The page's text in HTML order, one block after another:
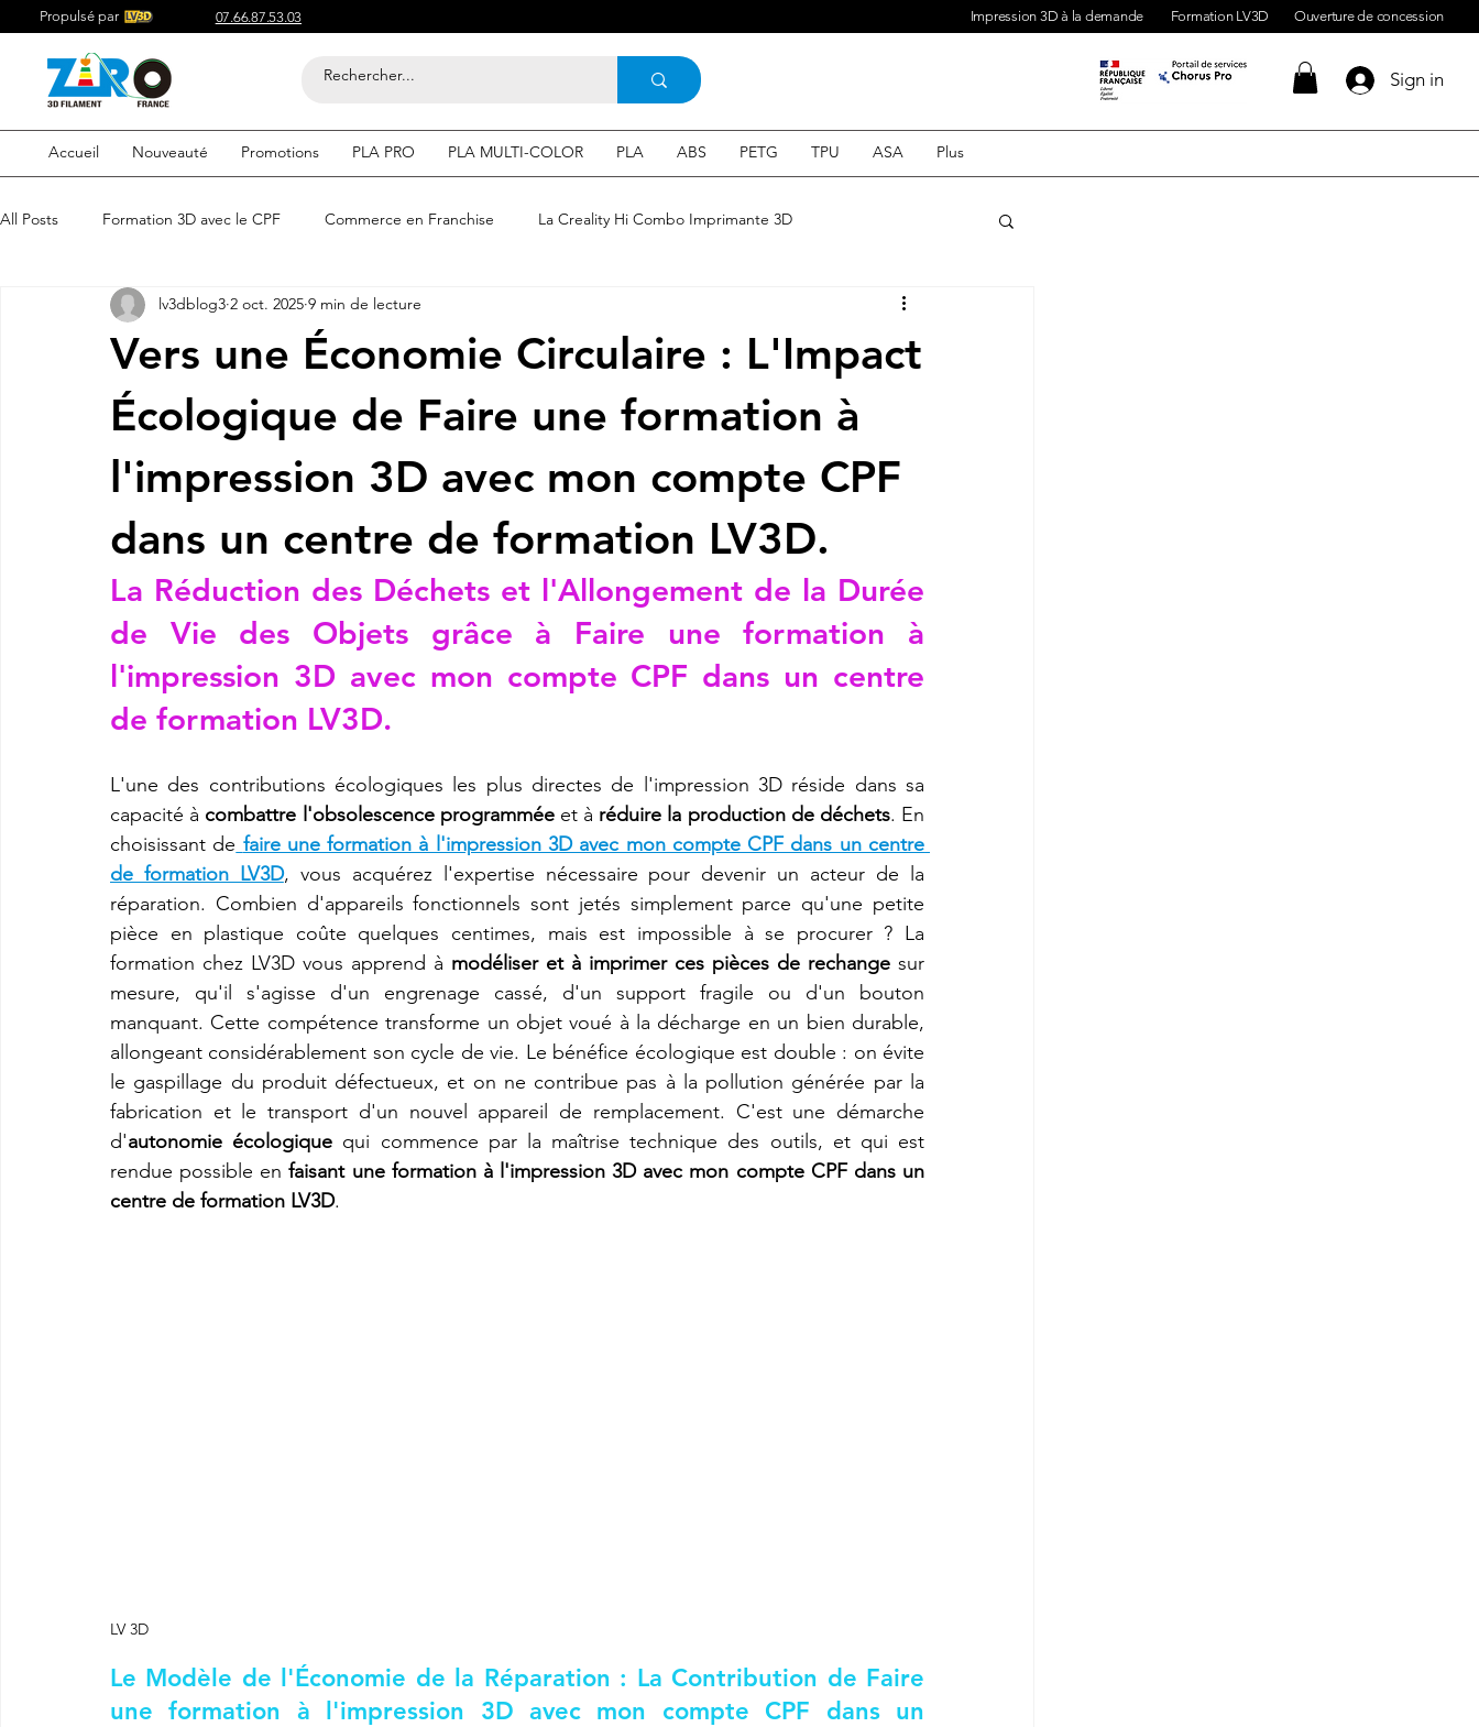
Propulsé par 07.66.87.53.03 Impression 3D à la demande Formation LV3D Ouverture de concession
Sign in
Accueil Nouveauté Promotions PLA PRO PLA MULTI-COLOR PLA ABS PETG TPU ASA Plus
All Posts Formation 3D avec le CPF Commerce en Franchise La Creality Hi Combo Imprimante 3D
Acheter du Filament 3D pour Compétitif du Filament 3D
Filaments 3D PLA Acheter du Filament 3D Impression 3d en ligne Acheter une machine 3D
etre visible sur google Comment etre visible sur google SEO Expert en SEO
CREALITY SPARKX i7 Color Combo
Vers une Économie Circulaire : L'Impact
Écologique de Faire une formation à
l'impression 3D avec mon compte CPF
dans un centre de formation LV3D.
lv3dblog3 2 oct. 2025 9 min de lecture
La Réduction des Déchets et l'Allongement de la Durée
de Vie des Objets grâce à Faire une formation à
l'impression 3D avec mon compte CPF dans un centre
de formation LV3D.
L'une des contributions écologiques les plus directes de l'impression 3D réside dans sa
capacité à combattre l'obsolescence programmée et à réduire la production de déchets. En
choisissant de faire une formation à l'impression 3D avec mon compte CPF dans un centre
de formation LV3D, vous acquérez l'expertise nécessaire pour devenir un acteur de la
réparation. Combien d'appareils fonctionnels sont jetés simplement parce qu'une petite
pièce en plastique coûte quelques centimes, mais est impossible à se procurer ? La
formation chez LV3D vous apprend à modéliser et à imprimer ces pièces de rechange sur
mesure, qu'il s'agisse d'un engrenage cassé, d'un support fragile ou d'un bouton
manquant. Cette compétence transforme un objet voué à la décharge en un bien durable,
allongeant considérablement son cycle de vie. Le bénéfice écologique est double : on évite
le gaspillage du produit défectueux, et on ne contribue pas à la pollution générée par la
fabrication et le transport d'un nouvel appareil de remplacement. C'est une démarche
d'autonomie écologique qui commence par la maîtrise technique des outils, et qui est
rendue possible en faisant une formation à l'impression 3D avec mon compte CPF dans un
centre de formation LV3D.
LV 3D
Le Modèle de l'Économie de la Réparation : La Contribution de Faire
une formation à l'impression 3D avec mon compte CPF dans un